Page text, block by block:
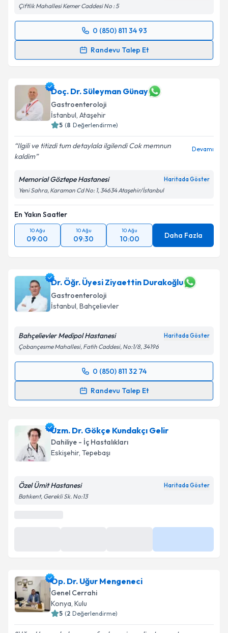
Çiftlik Mahallesi Kemer Caddesi No : 5
0 (850) 811 34 93
Randevu Talep Et
Randevu Takvimi Talebi
takvim hazırlandığında e-posta ile bilgilendireceğiz.
E-posta Adresiniz
kapsamda işlenmesini kabul ediyorum.
Doç. Dr. Süleyman Günay
Gastroenteroloji
İstanbul, Ataşehir
5 (8 Değerlendirme)
Ilgili ve titizdi tum detaylala ilgilendi Cok memnun
kaldim
Devamı
Memorial Göztepe Hastanesi Haritada Göster
Yeni Sahra, Karaman Cd No: 1, 34634 Ataşehir/İstanbul
En Yakın Saatler
10 Ağu
09:00
10 Ağu
09:30
10 Ağu
10:00 Daha Fazla
Dr. Öğr. Üyesi Ziyaettin Durakoğlu
Gastroenteroloji
İstanbul, Bahçelievler
Bahçelievler Medipol Hastanesi Haritada Göster
Çobançesme Mahallesi, Fatih Caddesi, No:1/8, 34196
0 (850) 811 32 74
Randevu Talep Et
Randevu Takvimi Talebi
almanız için bir takvim hazırlandığında e-posta ile
bilgilendireceğiz.
E-posta Adresiniz
kapsamda işlenmesini kabul ediyorum.
Uzm. Dr. Gökçe Kundakçı Gelir
Dahiliye - İç Hastalıkları
Eskişehir, Tepebaşı
Özel Ümit Hastanesi Haritada Göster
Batıkent, Gerekli Sk. No:13
Op. Dr. Uğur Mengeneci
Genel Cerrahi
Konya, Kulu
5 (2 Değerlendirme)